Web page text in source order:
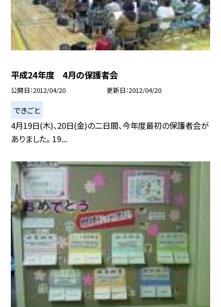
平成24年度 4月の保護者会
公開日 2012/04/20 更新日 2012/04/20
できごと
4月19日(木)、20日(金)の二日間、今年度最初の保護者会が
ありました。 19...